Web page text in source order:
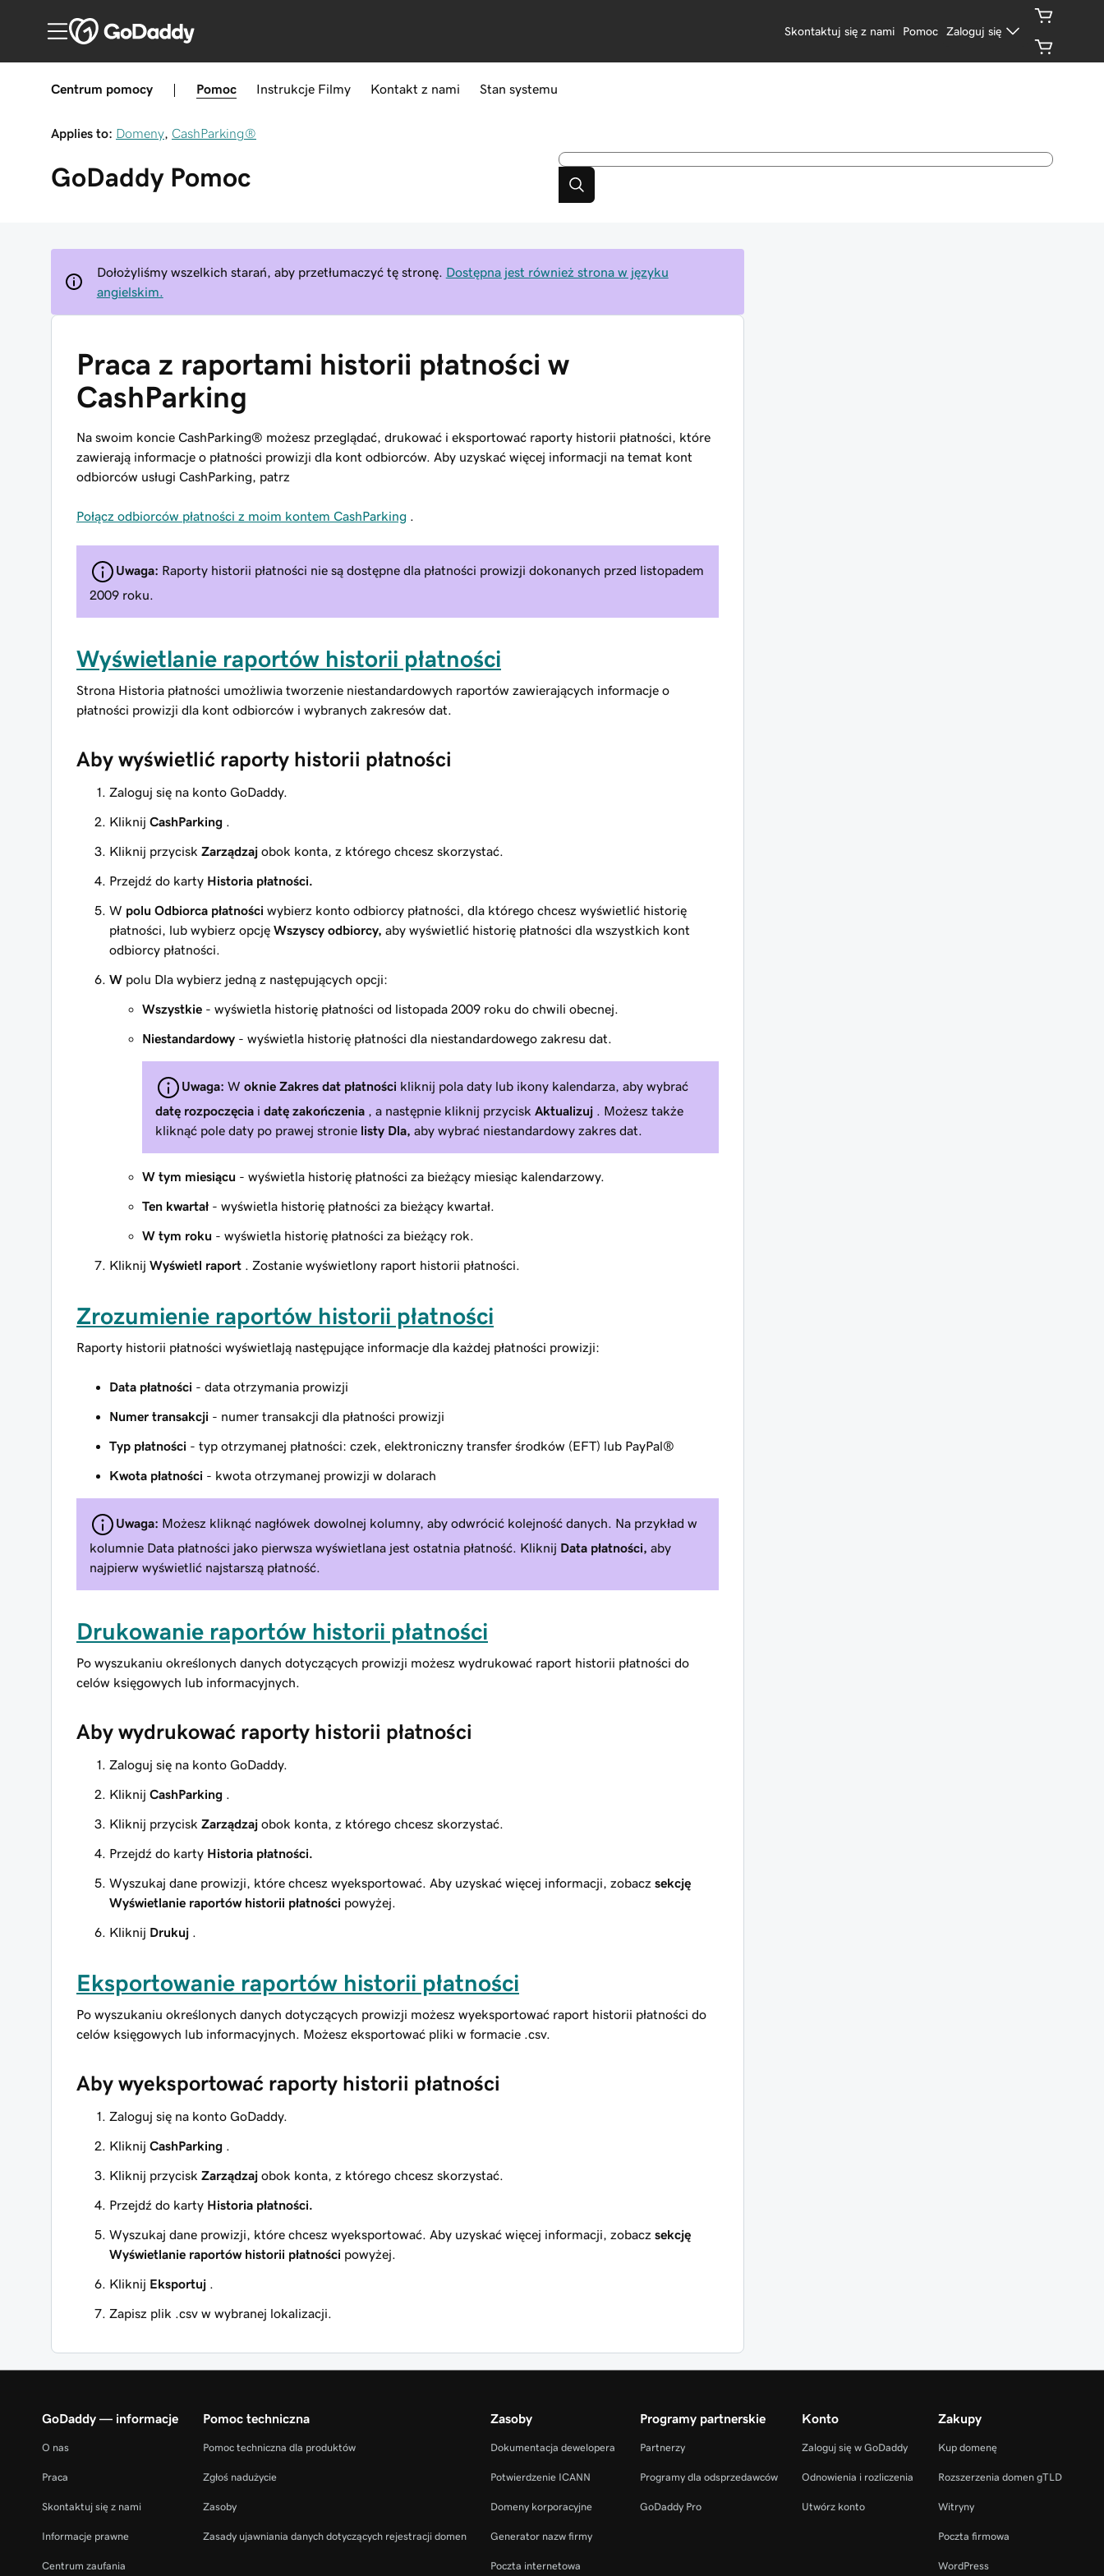
Skontaktuj się z nami Pomoc Zaloguj się
Centrum pomocy Pomoc Instrukcje Filmy Kontakt z nami Stan systemu
Applies to: Domeny CashParking®
GoDaddy Pomoc
Dołożyliśmy wszelkich starań, aby przetłumaczyć tę stronę.
Dostępna jest również strona w języku
angielskim.
Praca z raportami historii płatności w
CashParking
Na swoim koncie CashParking® możesz przeglądać, drukować i eksportować raporty historii płatności, które
zawierają informacje o płatności prowizji dla kont odbiorców. Aby uzyskać więcej informacji na temat kont
odbiorców usługi CashParking, patrz
Połącz odbiorców płatności z moim kontem CashParking
Uwaga: Raporty historii płatności nie są dostępne dla płatności prowizji dokonanych przed listopadem
2009 roku.
Wyświetlanie raportów historii płatności
Strona Historia płatności umożliwia tworzenie niestandardowych raportów zawierających informacje o
płatności prowizji dla kont odbiorców i wybranych zakresów dat.
Aby wyświetlić raporty historii płatności
Zaloguj się na konto GoDaddy.
Kliknij CashParking
Kliknij przycisk Zarządzaj obok konta, z którego chcesz skorzystać.
Przejdź do karty Historia płatności.
W polu Odbiorca płatności wybierz konto odbiorcy płatności, dla którego chcesz wyświetlić historię
płatności, lub wybierz opcję Wszyscy odbiorcy, aby wyświetlić historię płatności dla wszystkich kont
odbiorcy płatności.
W polu Dla wybierz jedną z następujących opcji:
Wszystkie - wyświetla historię płatności od listopada 2009 roku do chwili obecnej.
Niestandardowy - wyświetla historię płatności dla niestandardowego zakresu dat.
Uwaga: W oknie Zakres dat płatności kliknij pola daty lub ikony kalendarza, aby wybrać
datę rozpoczęcia i datę zakończenia , a następnie kliknij przycisk Aktualizuj . Możesz także
kliknąć pole daty po prawej stronie listy Dla, aby wybrać niestandardowy zakres dat.
W tym miesiącu - wyświetla historię płatności za bieżący miesiąc kalendarzowy.
Ten kwartał - wyświetla historię płatności za bieżący kwartał.
W tym roku - wyświetla historię płatności za bieżący rok.
Kliknij Wyświetl raport . Zostanie wyświetlony raport historii płatności.
Zrozumienie raportów historii płatności
Raporty historii płatności wyświetlają następujące informacje dla każdej płatności prowizji:
Data płatności - data otrzymania prowizji
Numer transakcji - numer transakcji dla płatności prowizji
Typ płatności - typ otrzymanej płatności: czek, elektroniczny transfer środków (EFT) lub PayPal®
Kwota płatności - kwota otrzymanej prowizji w dolarach
Uwaga: Możesz kliknąć nagłówek dowolnej kolumny, aby odwrócić kolejność danych. Na przykład w
kolumnie Data płatności jako pierwsza wyświetlana jest ostatnia płatność. Kliknij Data płatności, aby
najpierw wyświetlić najstarszą płatność.
Drukowanie raportów historii płatności
Po wyszukaniu określonych danych dotyczących prowizji możesz wydrukować raport historii płatności do
celów księgowych lub informacyjnych.
Aby wydrukować raporty historii płatności
Zaloguj się na konto GoDaddy.
Kliknij CashParking
Kliknij przycisk Zarządzaj obok konta, z którego chcesz skorzystać.
Przejdź do karty Historia płatności.
Wyszukaj dane prowizji, które chcesz wyeksportować. Aby uzyskać więcej informacji, zobacz sekcję
Wyświetlanie raportów historii płatności powyżej.
Kliknij Drukuj
Eksportowanie raportów historii płatności
Po wyszukaniu określonych danych dotyczących prowizji możesz wyeksportować raport historii płatności do
celów księgowych lub informacyjnych. Możesz eksportować pliki w formacie .csv.
Aby wyeksportować raporty historii płatności
Zaloguj się na konto GoDaddy.
Kliknij CashParking
Kliknij przycisk Zarządzaj obok konta, z którego chcesz skorzystać.
Przejdź do karty Historia płatności.
Wyszukaj dane prowizji, które chcesz wyeksportować. Aby uzyskać więcej informacji, zobacz sekcję
Wyświetlanie raportów historii płatności powyżej.
Kliknij Eksportuj
Zapisz plik .csv w wybranej lokalizacji.
GoDaddy — informacje
O nas
Praca
Skontaktuj się z nami
Informacje prawne
Centrum zaufania
Pomoc techniczna
Pomoc techniczna dla produktów
Zgłoś nadużycie
Zasoby
Zasady ujawniania danych dotyczących rejestracji domen
Zasoby
Dokumentacja dewelopera
Potwierdzenie ICANN
Domeny korporacyjne
Generator nazw firmy
Poczta internetowa
Programy partnerskie
Partnerzy
Programy dla odsprzedawców
GoDaddy Pro
Konto
Zaloguj się w GoDaddy
Odnowienia i rozliczenia
Utwórz konto
Zakupy
Kup domenę
Rozszerzenia domen gTLD
Witryny
Poczta firmowa
WordPress